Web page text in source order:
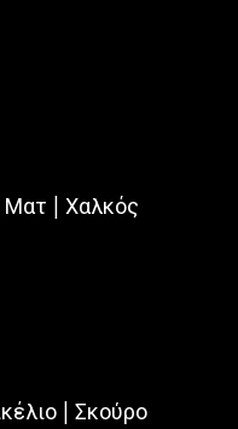
| Χαλκός
| Σκούρο